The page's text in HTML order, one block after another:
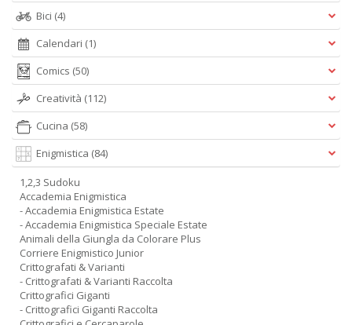
Bici (4)
Calendari (1)
Comics (50)
Creatività (112)
Cucina (58)
Enigmistica (84)
1,2,3 Sudoku
Accademia Enigmistica
- Accademia Enigmistica Estate
- Accademia Enigmistica Speciale Estate
Animali della Giungla da Colorare Plus
Corriere Enigmistico Junior
Crittografati & Varianti
- Crittografati & Varianti Raccolta
Crittografici Giganti
- Crittografici Giganti Raccolta